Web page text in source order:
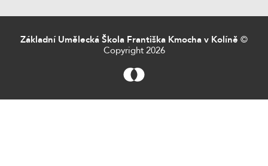
Základní Umělecká Škola Františka Kmocha v Kolíně ©
Copyright 2026